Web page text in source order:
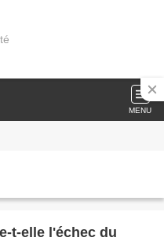
MENU
t-elle l'échec du